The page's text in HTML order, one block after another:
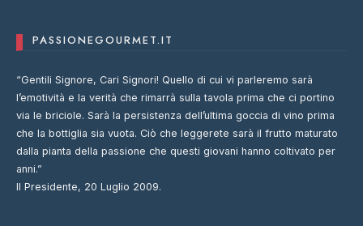
PASSIONEGOURMET.IT
“Gentili Signore, Cari Signori! Quello di cui vi parleremo sarà
l’emotività e la verità che rimarrà sulla tavola prima che ci portino
via le briciole. Sarà la persistenza dell’ultima goccia di vino prima
che la bottiglia sia vuota. Ciò che leggerete sarà il frutto maturato
dalla pianta della passione che questi giovani hanno coltivato per
anni.”
Il Presidente, 20 Luglio 2009.